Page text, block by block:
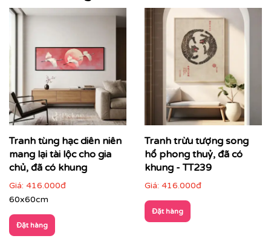
đẹp không gian mà còn góp phần nâng tầm thẩm mỹ
tổng thể.
Tranh tùng hạc diên niên
mang lại tài lộc cho gia
chủ, đã có khung
Giá: 416.000đ
60x60cm
Đặt hàng
Tranh trừu tượng song
hổ phong thuỷ, đã có
khung - TT239
Giá: 416.000đ
Đặt hàng